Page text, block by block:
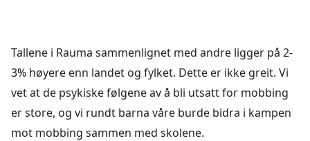
Tallene i Rauma sammenlignet med andre ligger på 2-
3% høyere enn landet og fylket. Dette er ikke greit. Vi
vet at de psykiske følgene av å bli utsatt for mobbing
er store, og vi rundt barna våre burde bidra i kampen
mot mobbing sammen med skolene.